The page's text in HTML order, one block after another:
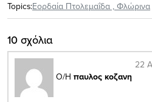
Topics:Εορδαία Πτολεμαΐδα , Φλώρινα
10 σχόλια
Ο/Η παυλος κοζανη
22